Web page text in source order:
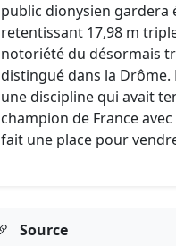
public dionysien
retentissant 17,98 m
notoriété du désormais
distingué dans la Drôme.
une discipline qui avait
champion de France
fait une place pour
Source